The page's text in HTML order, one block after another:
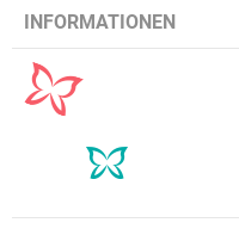
INFORMATIONEN